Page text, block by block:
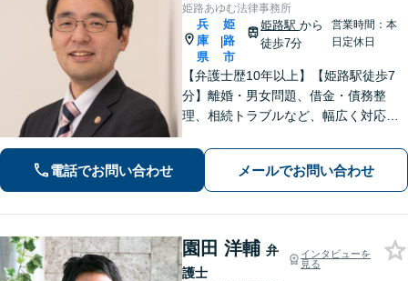
姫路あゆむ法律事務所
兵
庫
県
|
姫
路
市
姫路駅から
徒歩7分
営業時間：本
日定休日
【弁護士歴10年以上】【姫路駅徒歩7
分】離婚・男女問題、借金・債務整
理、相続トラブルなど、幅広く対応可
すい説明を心がけています。依頼者さ
まの置かれている状況と希望に沿った
最善の解決を目指します。
電話でお問い合わせ メールでお問い合わせ
園田 洋輔 弁
護士
インタビューを
見る